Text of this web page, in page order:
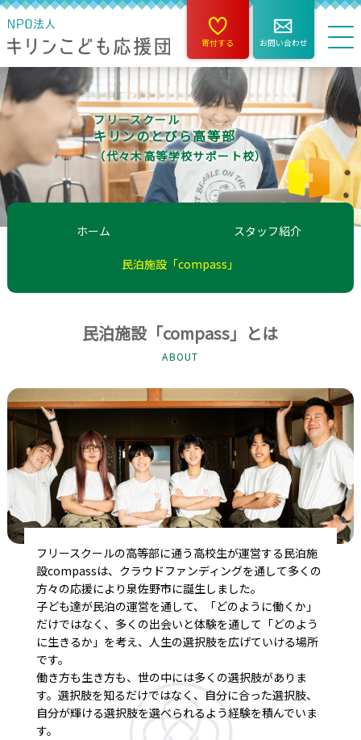
寄付する お問い合わせ
フリースクール
キリンのとびら高等部
（代々木高等学校サポート校）
ホーム スタッフ紹介
民泊施設「compass」
民泊施設「compass」とは
ABOUT
フリースクールの高等部に通う高校生が運営する民泊施
設compassは、クラウドファンディングを通して多くの
方々の応援により泉佐野市に誕生しました。
子ども達が民泊の運営を通して、「どのように働くか」
だけではなく、多くの出会いと体験を通して「どのよう
に生きるか」を考え、人生の選択肢を広げていける場所
です。
働き方も生き方も、世の中には多くの選択肢がありま
す。選択肢を知るだけではなく、自分に合った選択肢、
自分が輝ける選択肢を選べられるよう経験を積んでいま
す。